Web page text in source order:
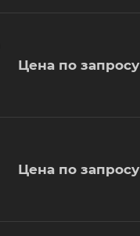
Цена по запросу
Цена по запросу